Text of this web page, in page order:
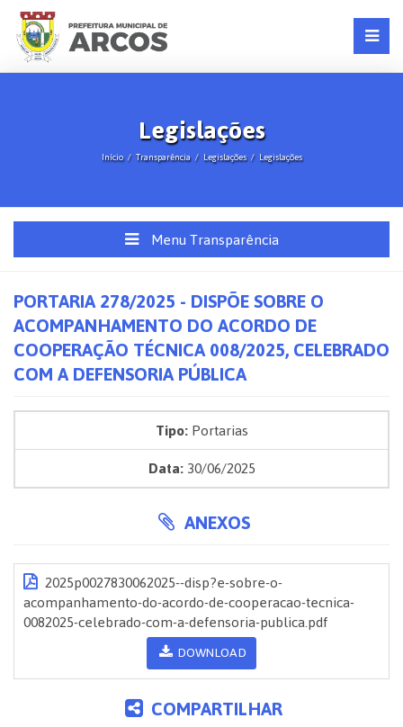
Legislações
Início Transparência Legislações Legislações
Menu Transparência
PORTARIA 278/2025 - DISPÕE SOBRE O
ACOMPANHAMENTO DO ACORDO DE
COOPERAÇÃO TÉCNICA 008/2025, CELEBRADO
COM A DEFENSORIA PÚBLICA
Tipo:Portarias
Data:30/06/2025
ANEXOS
2025p0027830062025--disp?e-sobre-o-
acompanhamento-do-acordo-de-cooperacao-tecnica-
0082025-celebrado-com-a-defensoria-publica.pdf
DOWNLOAD
COMPARTILHAR